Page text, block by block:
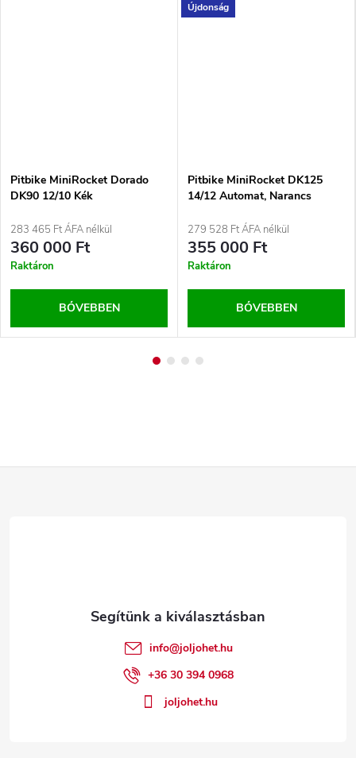
Pitbike MiniRocket Dorado
DK90 12/10 Kék
283 465 Ft ÁFA nélkül
360 000 Ft
Raktáron
BŐVEBBEN
Újdonság
Pitbike MiniRocket DK125
14/12 Automat, Narancs
279 528 Ft ÁFA nélkül
355 000 Ft
Raktáron
BŐVEBBEN
info@joljohet.hu
+36 30 394 0968
joljohet.hu